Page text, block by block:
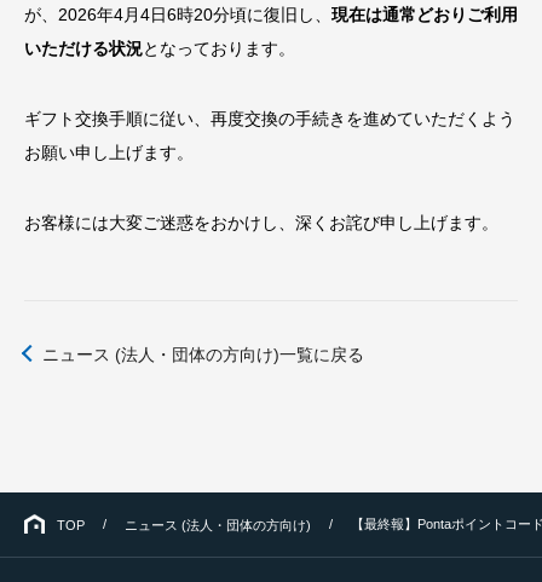
よくあるご質問
デジタルギフト活用ラボ
個人のお客様はこちら
が、2026年4月4日6時20分頃に復旧し、 現在は通常どおりご利用
いただける状況となっております。
ギフト交換手順に従い、再度交換の手続きを進めていただくよう
お願い申し上げます。
お客様には大変ご迷惑をおかけし、深くお詫び申し上げます。
ニュース (法人・団体の方向け)一覧に戻る
TOP ニュース (法人・団体の方向け) 【最終報】Pontaポイントコ